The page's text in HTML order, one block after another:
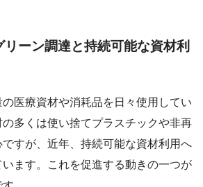
リーン調達と持続可能な資材利
医療資材や消耗品を日々使用してい
多くは使い捨てプラスチックや非再
すが、近年、持続可能な資材利用へ
ます。これを促進する動きの一つが